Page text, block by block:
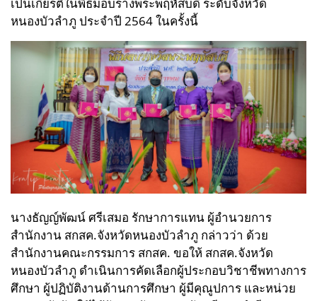
หนองบัวลำภู ประจำปี 2564 ในครั้งนี้
นางธัญญ์พัฒน์ ศรีเสมอ รักษาการแทน ผู้อำนวยการ
สำนักงาน สกสค.จังหวัดหนองบัวลำภู กล่าวว่า ด้วย
สำนักงานคณะกรรมการ สกสค. ขอให้ สกสค.จังหวัด
หนองบัวลำภู ดำเนินการคัดเลือกผู้ประกอบวิชาชีพทางการ
ศึกษา ผู้ปฏิบัติงานด้านการศึกษา ผู้มีคุณูปการ และหน่วย